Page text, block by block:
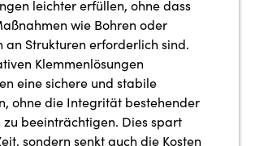
leichter erfüllen, ohne dass
wie Bohren oder
an Strukturen erforderlich sind.
Klemmenlösungen
eine sichere und stabile
ohne die Integrität bestehender
zu beeinträchtigen. Dies spart
sondern senkt auch die Kosten